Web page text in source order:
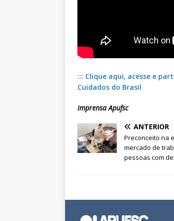
::: Clique aqui, acesse e
Cuidados do Brasil
Imprensa Apufsc
ANTERIOR
Preconceito na
mercado de
pessoas com